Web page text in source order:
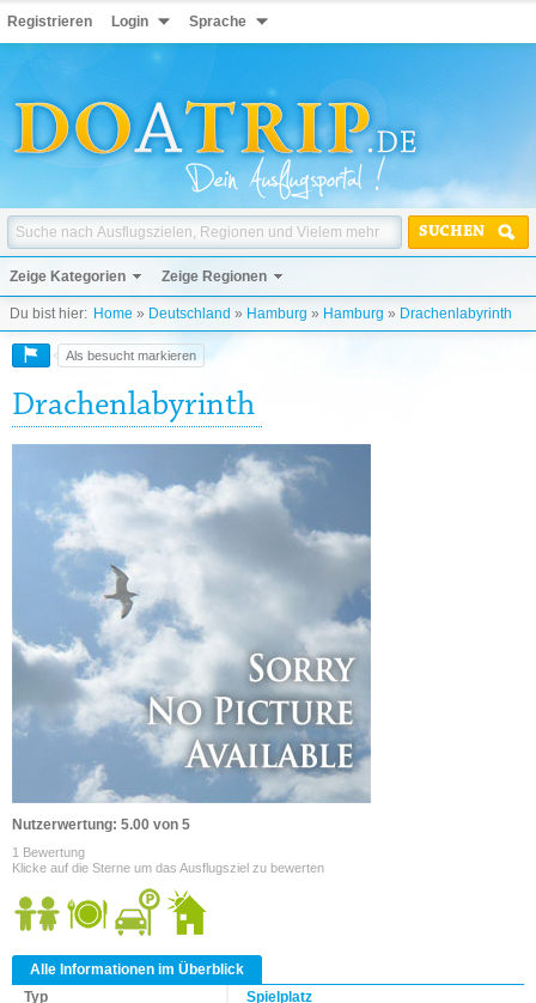
Registrieren Login Sprache
SUCHEN
Zeige Kategorien Zeige Regionen
Du bist hier: Home » Deutschland » Hamburg » Hamburg » Drachenlabyrinth
Als besucht markieren
Drachenlabyrinth
Nutzerwertung: 5.00 von 5
1 Bewertung
Klicke auf die Sterne um das Ausflugsziel zu bewerten
Alle Informationen im Überblick
Typ
Spielplatz